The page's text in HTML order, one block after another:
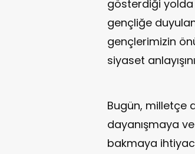
gösterdiği yolda
gençliğe
gençlerimizin
siyaset
Bugün, milletçe
dayanışmaya
bakmaya